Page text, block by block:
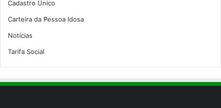
Cadastro Único
Carteira da Pessoa Idosa
Notícias
Tarifa Social